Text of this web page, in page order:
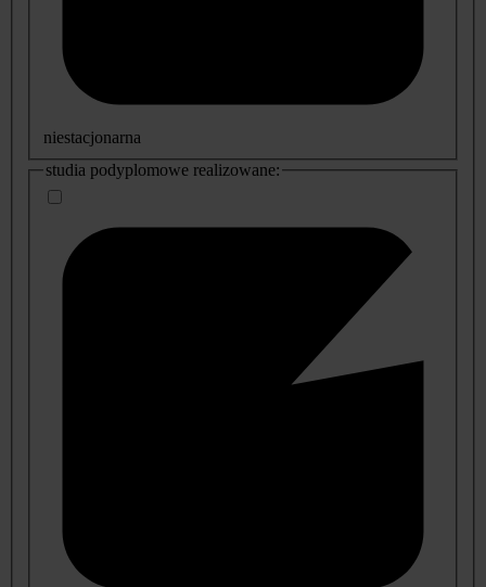
niestacjonarna
studia podyplomowe realizowane: